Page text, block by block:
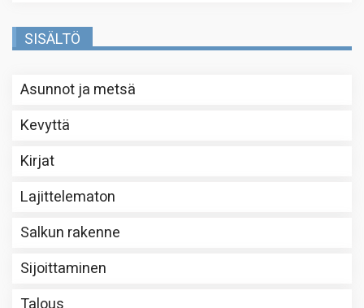
SISÄLTÖ
Asunnot ja metsä
Kevyttä
Kirjat
Lajittelematon
Salkun rakenne
Sijoittaminen